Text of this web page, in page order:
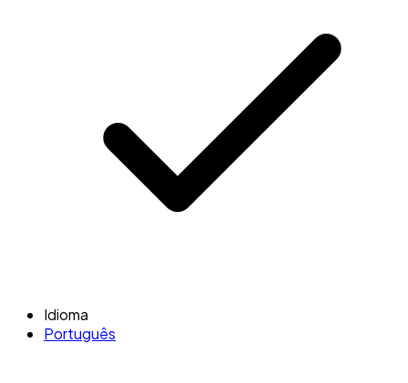
Idioma
Português